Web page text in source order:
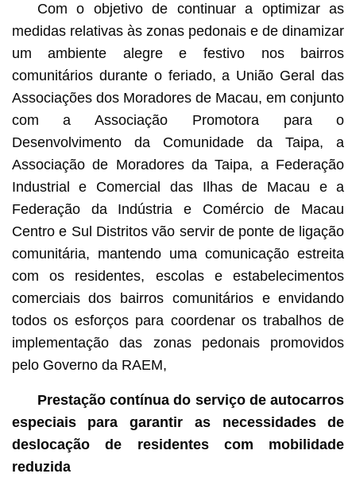
Com o objetivo de continuar a optimizar as
medidas relativas às zonas pedonais e de dinamizar
um ambiente alegre e festivo nos bairros
comunitários durante o feriado, a União Geral das
Associações dos Moradores de Macau, em conjunto
com a Associação Promotora para o
Desenvolvimento da Comunidade da Taipa, a
Associação de Moradores da Taipa, a Federação
Industrial e Comercial das Ilhas de Macau e a
Federação da Indústria e Comércio de Macau
Centro e Sul Distritos vão servir de ponte de ligação
comunitária, mantendo uma comunicação estreita
com os residentes, escolas e estabelecimentos
comerciais dos bairros comunitários e envidando
todos os esforços para coordenar os trabalhos de
implementação das zonas pedonais promovidos
pelo Governo da RAEM,
Prestação contínua do serviço de autocarros
especiais para garantir as necessidades de
deslocação de residentes com mobilidade
reduzida